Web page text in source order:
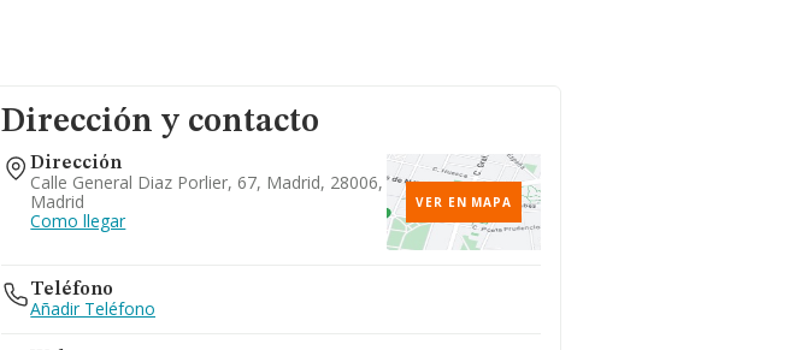
Dirección y contacto
Dirección
Calle General Diaz Porlier, 67, Madrid, 28006,
Madrid
Como llegar
VER EN MAPA
Teléfono
Añadir Teléfono